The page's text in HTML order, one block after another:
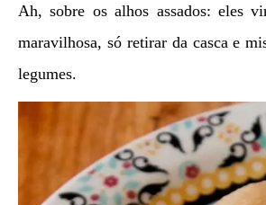
Ah, sobre os alhos assados: eles
maravilhosa, só retirar da casca e
legumes.